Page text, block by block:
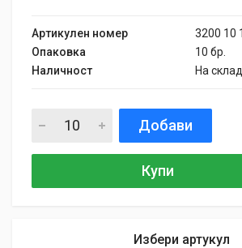
Артикулен номер
3200 10
Опаковка
10 бр.
Наличност
На склад
Добави
Купи
Избери артукул